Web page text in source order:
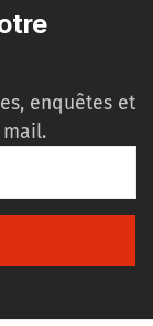
enquêtes et